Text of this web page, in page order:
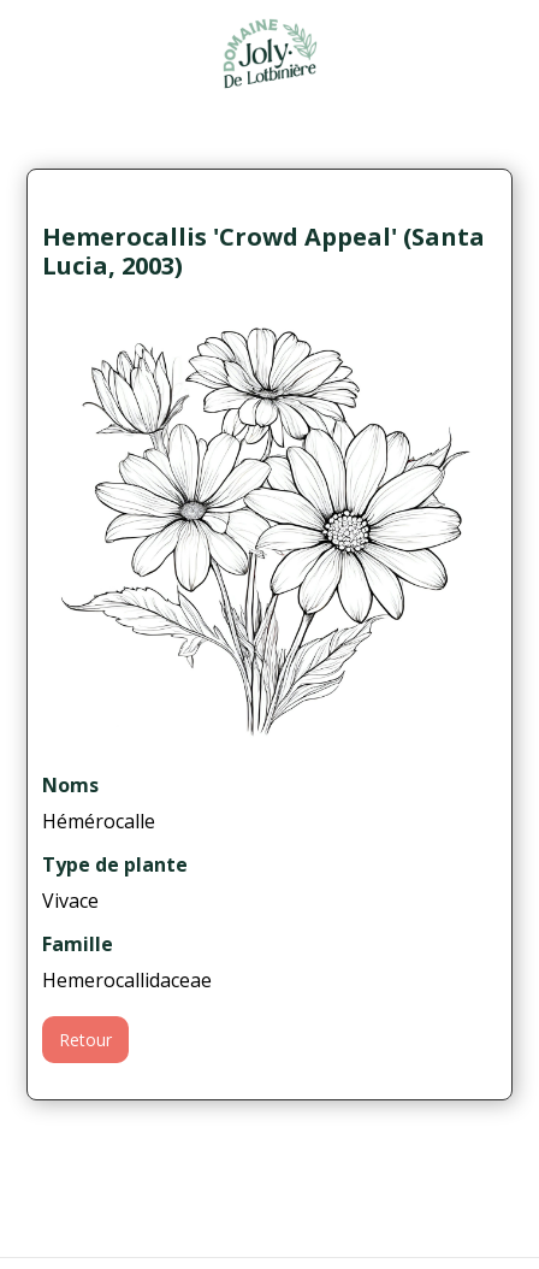
Hemerocallis 'Crowd Appeal' (Santa
Lucia, 2003)
Noms
Hémérocalle
Type de plante
Vivace
Famille
Hemerocallidaceae
Retour